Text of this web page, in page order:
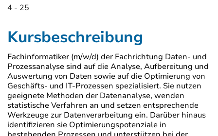
4 - 25
Kursbeschreibung
Fachinformatiker (m/w/d) der Fachrichtung Daten- und
Prozessanalyse sind auf die Analyse, Aufbereitung und
Auswertung von Daten sowie auf die Optimierung von
Geschäfts- und IT-Prozessen spezialisiert. Sie nutzen
geeignete Methoden der Datenanalyse, wenden
statistische Verfahren an und setzen entsprechende
Werkzeuge zur Datenverarbeitung ein. Darüber hinaus
identifizieren sie Optimierungspotenziale in